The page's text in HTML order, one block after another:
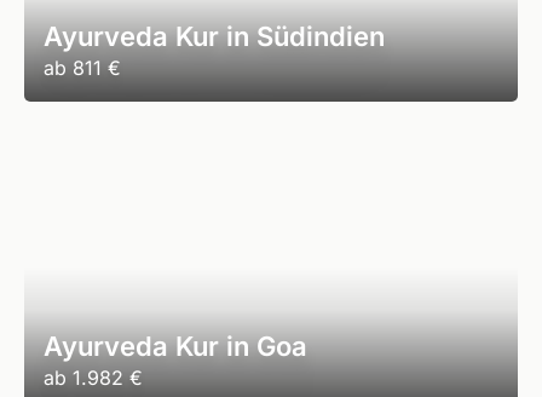
Ayurveda Kur in Südindien
ab 811 €
Ayurveda Kur in Goa
ab 1.982 €